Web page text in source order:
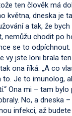
ten člověk má
května, dneska je
a tak, že
nemůžu chodit po
se to
vy jste loni brala
ona říká: „A co
Je to imunolog,
Ona mi – tam bylo
No, a dneska
infekci, až